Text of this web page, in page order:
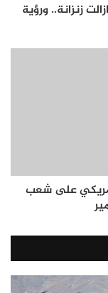
زنزانة.. ورؤية
على شعب